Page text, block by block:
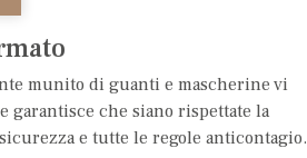
munito di guanti e mascherine vi
garantisce che siano rispettate la
e tutte le regole anticontagio.